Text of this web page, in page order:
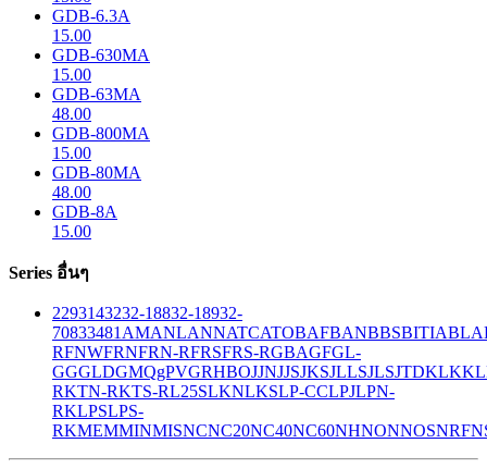
GDB-6.3A
15.00
GDB-630MA
15.00
GDB-63MA
48.00
GDB-800MA
15.00
GDB-80MA
48.00
GDB-8A
15.00
Series อื่นๆ
2293143232-18832-18932-
70833481 AMANLANNATCATOBAFBANBBSBITIABLA
RFNWFRNFRN-RFRSFRS-RGBAGFGL-
GGGLDGMQgPVGRHBOJJNJJSJKSJLLSJLSJTDKLK
RKTN-RKTS-RL25SLKNLKSLP-CCLPJLPN-
RKLPSLPS-
RKMEMMINMISNCNC20NC40NC60NHNONNOSNRF